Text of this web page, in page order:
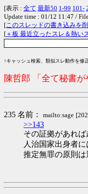
[表示 : 全て 最新50 1-99 101-
Update time : 01/12 11:47 /
[このスレッドの書き込みを
[ ＋板 最近立ったスレ＆熱い
↑キャッシュ検索、類似スレ動作を修
陳哲郎 「全て秘書
235 名前： mailto:sage
>>143
その証拠があれ
人治国家出身者
推定無罪の原則